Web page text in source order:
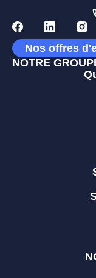
Nos offres
NOTRE